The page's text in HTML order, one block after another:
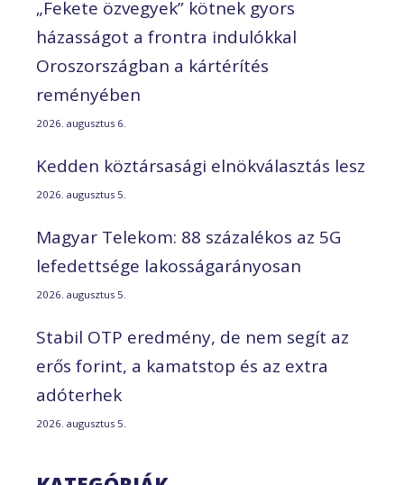
„Fekete özvegyek” kötnek gyors
házasságot a frontra indulókkal
Oroszországban a kártérítés
reményében
2026. augusztus 6.
Kedden köztársasági elnökválasztás lesz
2026. augusztus 5.
Magyar Telekom: 88 százalékos az 5G
lefedettsége lakosságarányosan
2026. augusztus 5.
Stabil OTP eredmény, de nem segít az
erős forint, a kamatstop és az extra
adóterhek
2026. augusztus 5.